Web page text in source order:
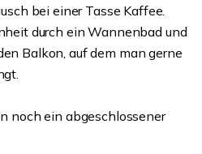
bei einer Tasse Kaffee.
durch ein Wannenbad und
Balkon, auf dem man gerne
noch ein abgeschlossener